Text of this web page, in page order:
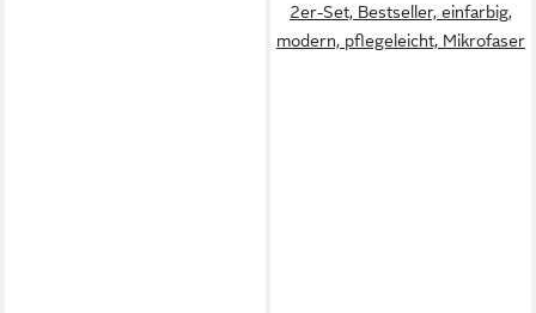
2er-Set, Bestseller, einfarbig,
modern, pflegeleicht, Mikrofaser